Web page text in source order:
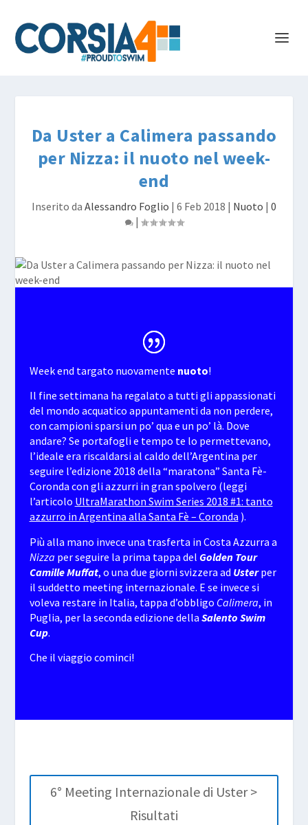
Da Uster a Calimera passando
per Nizza: il nuoto nel week-
end
Inserito da Alessandro Foglio | 6 Feb 2018 | Nuoto | 0
|
Week end targato nuovamente nuoto!
Il fine settimana ha regalato a tutti gli appassionati
del mondo acquatico appuntamenti da non perdere,
con campioni sparsi un po’ qua e un po’ là. Dove
andare? Se portafogli e tempo te lo permettevano,
l’ideale era riscaldarsi al caldo dell’Argentina per
seguire l’edizione 2018 della “maratona” Santa Fè-
Coronda con gli azzurri in gran spolvero (leggi
l’articolo UltraMarathon Swim Series 2018 #1: tanto
azzurro in Argentina alla Santa Fè – Coronda ).
Più alla mano invece una trasferta in Costa Azzurra a
Nizza per seguire la prima tappa del Golden Tour
Camille Muffat, o una due giorni svizzera ad Uster per
il suddetto meeting internazionale. E se invece si
voleva restare in Italia, tappa d’obbligo Calimera, in
Puglia, per la seconda edizione della Salento Swim
Cup.
Che il viaggio cominci!
6° Meeting Internazionale di Uster >
Risultati